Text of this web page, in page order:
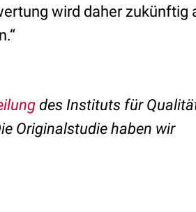
wird daher zukünftig
des Instituts für
Originalstudie haben wir